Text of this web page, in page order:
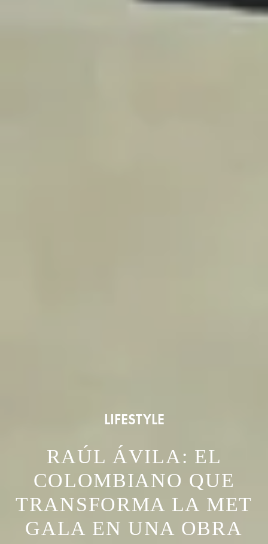
LIFESTYLE
RAÚL ÁVILA: EL
COLOMBIANO QUE
TRANSFORMA LA MET
GALA EN UNA OBRA